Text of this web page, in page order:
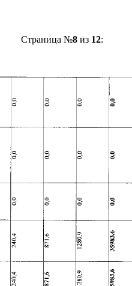
Страница №8из 12: